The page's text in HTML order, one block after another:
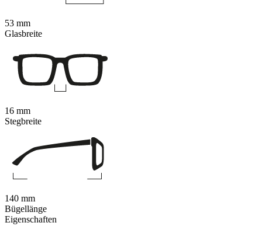
Eigenschaften
53 mm
Glasbreite
16 mm
Stegbreite
140 mm
Bügellänge